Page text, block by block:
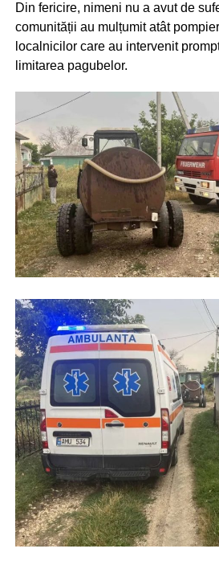
Din fericire, nimeni nu a avut de
comunității au mulțumit atât
localnicilor care au intervenit
limitarea pagubelor.